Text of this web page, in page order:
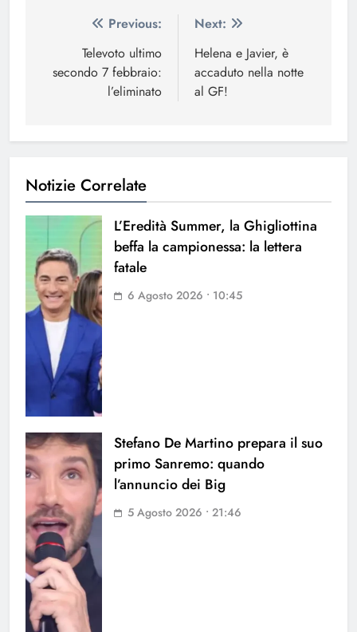
Navigazione
articoli
Previous:
Televoto ultimo
secondo 7 febbraio:
l’eliminato
Next:
Helena e Javier, è
accaduto nella notte
al GF!
Notizie Correlate
L’Eredità Summer, la Ghigliottina
beffa la campionessa: la lettera
fatale
6 Agosto 2026 • 10:45
Stefano De Martino prepara il suo
primo Sanremo: quando
l’annuncio dei Big
5 Agosto 2026 • 21:46